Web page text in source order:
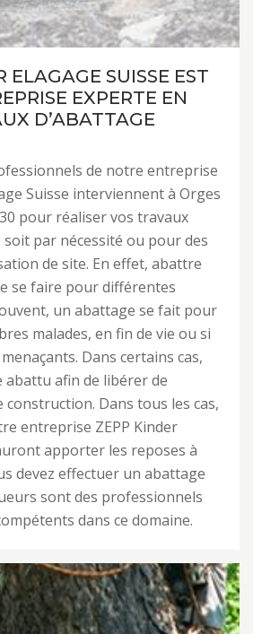
ELAGAGE SUISSE EST
EXPERTE EN
D’ABATTAGE
de notre entreprise
Suisse interviennent à Orges
pour réaliser vos travaux
soit par nécessité ou pour des
de site. En effet, abattre
se faire pour différentes
un abattage se fait pour
malades, en fin de vie ou si
Dans certains cas,
afin de libérer de
construction. Dans tous les cas,
entreprise ZEPP Kinder
apporter les reposes à
devez effectuer un abattage
sont des professionnels
dans ce domaine.